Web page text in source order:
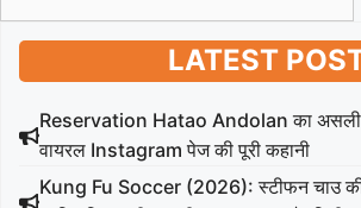
LATEST
Reservation Hatao Andolan का असली
वायरल Instagram पेज की पूरी कहानी
Kung Fu Soccer (2026): स्टीफन चाउ की